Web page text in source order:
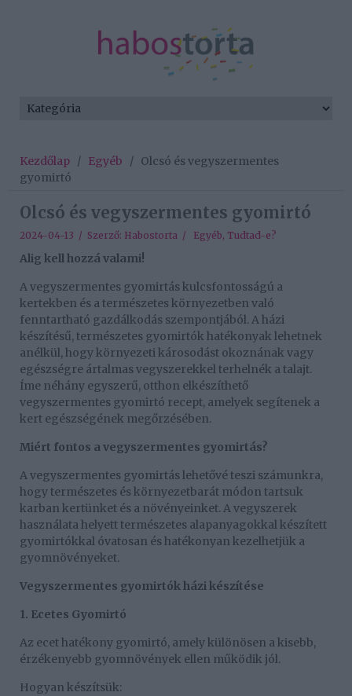
Kezdőlap / Egyéb / Olcsó és vegyszermentes
gyomirtó
Olcsó és vegyszermentes gyomirtó
2024-04-13 / Szerző: Habostorta / Egyéb, Tudtad-e?
Alig kell hozzá valami!
A vegyszermentes gyomirtás kulcsfontosságú a
kertekben és a természetes környezetben való
fenntartható gazdálkodás szempontjából. A házi
készítésű, természetes gyomirtók hatékonyak lehetnek
anélkül, hogy környezeti károsodást okoznának vagy
egészségre ártalmas vegyszerekkel terhelnék a talajt.
Íme néhány egyszerű, otthon elkészíthető
vegyszermentes gyomirtó recept, amelyek segítenek a
kert egészségének megőrzésében.
Miért fontos a vegyszermentes gyomirtás?
A vegyszermentes gyomirtás lehetővé teszi számunkra,
hogy természetes és környezetbarát módon tartsuk
karban kertünket és a növényeinket. A vegyszerek
használata helyett természetes alapanyagokkal készített
gyomirtókkal óvatosan és hatékonyan kezelhetjük a
gyomnövényeket.
Vegyszermentes gyomirtók házi készítése
1. Ecetes Gyomirtó
Az ecet hatékony gyomirtó, amely különösen a kisebb,
érzékenyebb gyomnövények ellen működik jól.
Hogyan készítsük: